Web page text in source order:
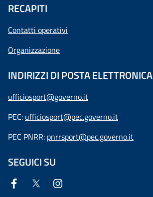
RECAPITI
Contatti operativi
Organizzazione
INDIRIZZI DI POSTA ELETTRONICA
ufficiosport@governo.it
PEC: ufficiosport@pec.governo.it
PEC PNRR: pnrrsport@pec.governo.it
SEGUICI SU